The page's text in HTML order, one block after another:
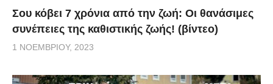
Σου κόβει 7 χρόνια από την ζωή: Oι θανάσιμες
συνέπειες της καθιστικής ζωής! (βίντεο)
1 ΝΟΕΜΒΡΊΟΥ, 2023